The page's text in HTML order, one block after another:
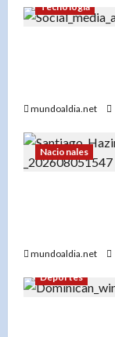
Tecnología
mundoaldia.net
Nacionales
mundoaldia.net
Deportes